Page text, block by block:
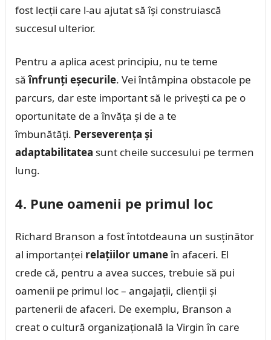
fost lecții care l-au ajutat să își construiască
succesul ulterior.
Pentru a aplica acest principiu, nu te teme
săînfrunți eșecurile. Vei întâmpina obstacole pe
parcurs, dar este important să le privești ca pe o
oportunitate de a învăța și de a te
îmbunătăți. Perseverența și
adaptabilitatea sunt cheile succesului pe termen
lung.
4. Pune oamenii pe primul loc
Richard Branson a fost întotdeauna un susținător
al importanței relațiilor umaneîn afaceri. El
crede că, pentru a avea succes, trebuie să pui
oamenii pe primul loc – angajații, clienții și
partenerii de afaceri. De exemplu, Branson a
creat o cultură organizațională la Virgin în care